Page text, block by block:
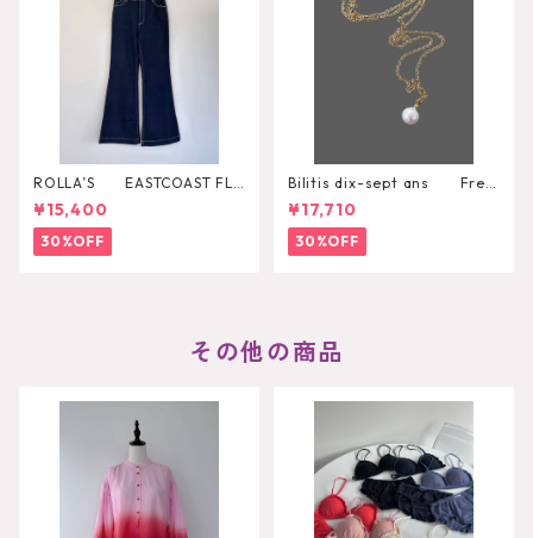
ROLLA’S EASTCOAST FLA
RE AVA
¥15,400
30%OFF
Bilitis dix-sept ans Fres
h Pearl Pendant
¥17,710
30%OFF
その他の商品